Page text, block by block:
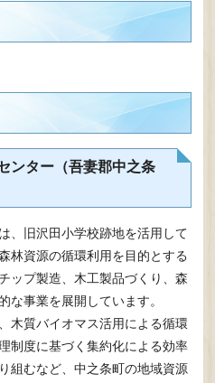
ンター（吾妻郡中之条
、旧沢田小学校跡地を活用して
林資源の循環利用を目的とする
ップ製造、木工製品づくり、森
な事業を展開しています。
木質バイオマス活用による循環
制度に基づく集約化による効率
組むなど、中之条町の地域資源